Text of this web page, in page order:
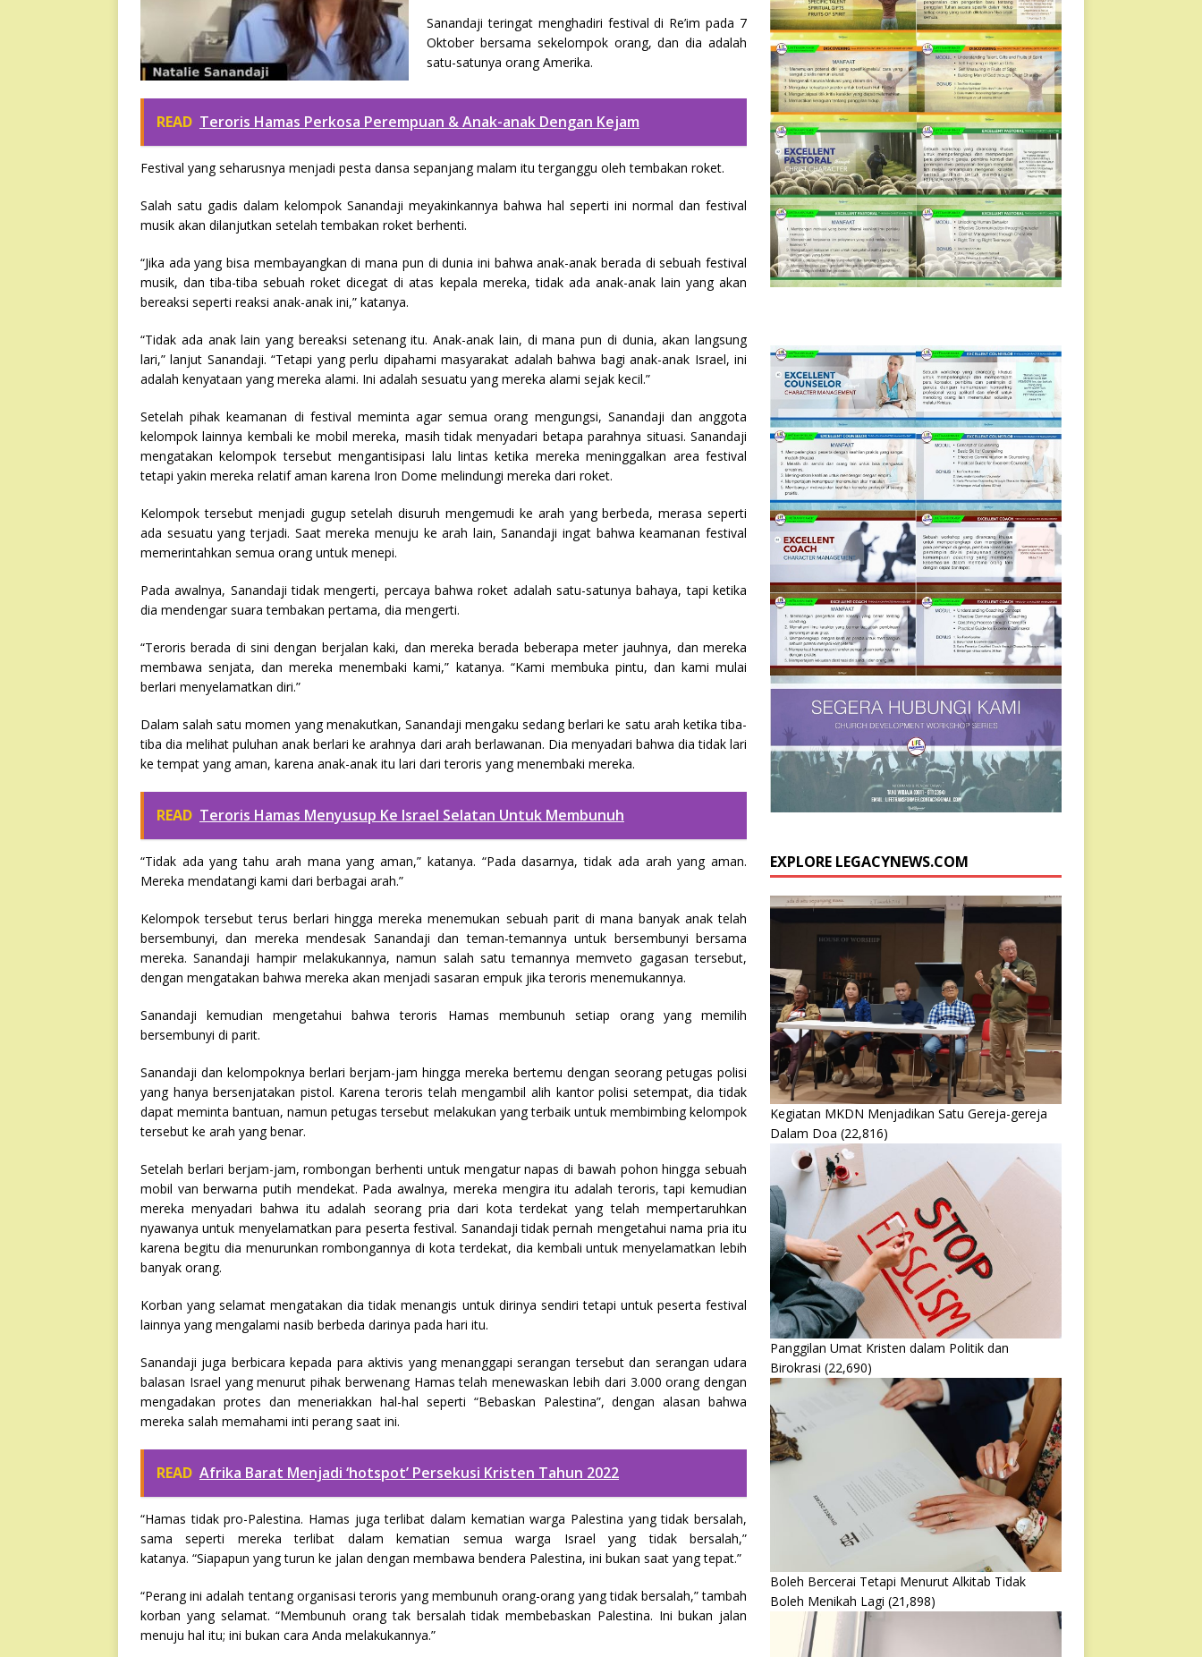
Sanandaji teringat menghadiri festival di Re’im pada 7
Oktober bersama sekelompok orang, dan dia adalah
satu-satunya orang Amerika.
READ Teroris Hamas Perkosa Perempuan & Anak-anak Dengan Kejam
Festival yang seharusnya menjadi pesta dansa sepanjang malam itu terganggu oleh tembakan roket.
Salah satu gadis dalam kelompok Sanandaji meyakinkannya bahwa hal seperti ini normal dan festival
musik akan dilanjutkan setelah tembakan roket berhenti.
“Jika ada yang bisa membayangkan di mana pun di dunia ini bahwa anak-anak berada di sebuah festival
musik, dan tiba-tiba sebuah roket dicegat di atas kepala mereka, tidak ada anak-anak lain yang akan
bereaksi seperti reaksi anak-anak ini,” katanya.
“Tidak ada anak lain yang bereaksi setenang itu. Anak-anak lain, di mana pun di dunia, akan langsung
lari,” lanjut Sanandaji. “Tetapi yang perlu dipahami masyarakat adalah bahwa bagi anak-anak Israel, ini
adalah kenyataan yang mereka alami. Ini adalah sesuatu yang mereka alami sejak kecil.”
Setelah pihak keamanan di festival meminta agar semua orang mengungsi, Sanandaji dan anggota
kelompok lainnya kembali ke mobil mereka, masih tidak menyadari betapa parahnya situasi. Sanandaji
mengatakan kelompok tersebut mengantisipasi lalu lintas ketika mereka meninggalkan area festival
tetapi yakin mereka relatif aman karena Iron Dome melindungi mereka dari roket.
Kelompok tersebut menjadi gugup setelah disuruh mengemudi ke arah yang berbeda, merasa seperti
ada sesuatu yang terjadi. Saat mereka menuju ke arah lain, Sanandaji ingat bahwa keamanan festival
memerintahkan semua orang untuk menepi.
Pada awalnya, Sanandaji tidak mengerti, percaya bahwa roket adalah satu-satunya bahaya, tapi ketika
dia mendengar suara tembakan pertama, dia mengerti.
“Teroris berada di sini dengan berjalan kaki, dan mereka berada beberapa meter jauhnya, dan mereka
membawa senjata, dan mereka menembaki kami,” katanya. “Kami membuka pintu, dan kami mulai
berlari menyelamatkan diri.”
Dalam salah satu momen yang menakutkan, Sanandaji mengaku sedang berlari ke satu arah ketika tiba-
tiba dia melihat puluhan anak berlari ke arahnya dari arah berlawanan. Dia menyadari bahwa dia tidak lari
ke tempat yang aman, karena anak-anak itu lari dari teroris yang menembaki mereka.
READ Teroris Hamas Menyusup Ke Israel Selatan Untuk Membunuh
“Tidak ada yang tahu arah mana yang aman,” katanya. “Pada dasarnya, tidak ada arah yang aman.
Mereka mendatangi kami dari berbagai arah.”
Kelompok tersebut terus berlari hingga mereka menemukan sebuah parit di mana banyak anak telah
bersembunyi, dan mereka mendesak Sanandaji dan teman-temannya untuk bersembunyi bersama
mereka. Sanandaji hampir melakukannya, namun salah satu temannya memveto gagasan tersebut,
dengan mengatakan bahwa mereka akan menjadi sasaran empuk jika teroris menemukannya.
Sanandaji kemudian mengetahui bahwa teroris Hamas membunuh setiap orang yang memilih
bersembunyi di parit.
Sanandaji dan kelompoknya berlari berjam-jam hingga mereka bertemu dengan seorang petugas polisi
yang hanya bersenjatakan pistol. Karena teroris telah mengambil alih kantor polisi setempat, dia tidak
dapat meminta bantuan, namun petugas tersebut melakukan yang terbaik untuk membimbing kelompok
tersebut ke arah yang benar.
Setelah berlari berjam-jam, rombongan berhenti untuk mengatur napas di bawah pohon hingga sebuah
mobil van berwarna putih mendekat. Pada awalnya, mereka mengira itu adalah teroris, tapi kemudian
mereka menyadari bahwa itu adalah seorang pria dari kota terdekat yang telah mempertaruhkan
nyawanya untuk menyelamatkan para peserta festival. Sanandaji tidak pernah mengetahui nama pria itu
karena begitu dia menurunkan rombongannya di kota terdekat, dia kembali untuk menyelamatkan lebih
banyak orang.
Korban yang selamat mengatakan dia tidak menangis untuk dirinya sendiri tetapi untuk peserta festival
lainnya yang mengalami nasib berbeda darinya pada hari itu.
Sanandaji juga berbicara kepada para aktivis yang menanggapi serangan tersebut dan serangan udara
balasan Israel yang menurut pihak berwenang Hamas telah menewaskan lebih dari 3.000 orang dengan
mengadakan protes dan meneriakkan hal-hal seperti “Bebaskan Palestina”, dengan alasan bahwa
mereka salah memahami inti perang saat ini.
READ Afrika Barat Menjadi ‘hotspot’ Persekusi Kristen Tahun 2022
“Hamas tidak pro-Palestina. Hamas juga terlibat dalam kematian warga Palestina yang tidak bersalah,
sama seperti mereka terlibat dalam kematian semua warga Israel yang tidak bersalah,”
katanya. “Siapapun yang turun ke jalan dengan membawa bendera Palestina, ini bukan saat yang tepat.”
“Perang ini adalah tentang organisasi teroris yang membunuh orang-orang yang tidak bersalah,” tambah
korban yang selamat. “Membunuh orang tak bersalah tidak membebaskan Palestina. Ini bukan jalan
menuju hal itu; ini bukan cara Anda melakukannya.”
EXPLORE LEGACYNEWS.COM
Kegiatan MKDN Menjadikan Satu Gereja-gereja
Dalam Doa (22,816)
Panggilan Umat Kristen dalam Politik dan
Birokrasi (22,690)
Boleh Bercerai Tetapi Menurut Alkitab Tidak
Boleh Menikah Lagi (21,898)